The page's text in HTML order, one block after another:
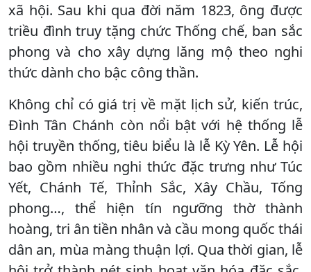
xã hội. Sau khi qua đời năm 1823, ông được
triều đình truy tặng chức Thống chế, ban sắc
phong và cho xây dựng lăng mộ theo nghi
thức dành cho bậc công thần.
Không chỉ có giá trị về mặt lịch sử, kiến trúc,
Đình Tân Chánh còn nổi bật với hệ thống lễ
hội truyền thống, tiêu biểu là lễ Kỳ Yên. Lễ hội
bao gồm nhiều nghi thức đặc trưng như Túc
Yết, Chánh Tế, Thỉnh Sắc, Xây Chầu, Tống
phong…, thể hiện tín ngưỡng thờ thành
hoàng, tri ân tiền nhân và cầu mong quốc thái
dân an, mùa màng thuận lợi. Qua thời gian, lễ